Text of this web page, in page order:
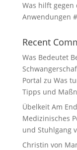
Was hilft gegen
Anwendungen
Recent
Was Bedeutet
Portal zu Was
Tipps und
Übelkeit Am
Medizinisches
und Stuhlgang
Christin von